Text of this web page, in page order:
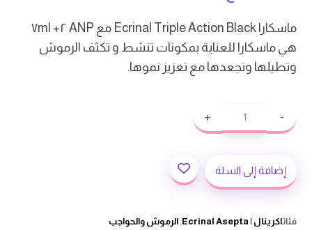
ماسكارا Ecrinal Triple Action Black مع ANP ٢+ ٧ml
هي ماسكارا للعناية بمكونات تنشط و تكثف الرموش
وتطيلها وتجعدها مع تعزيز نموها.
-
+
إضافة إلى السلة
فئاتاكرينال | Ecrinal Asepta ,الرموش والحواجب